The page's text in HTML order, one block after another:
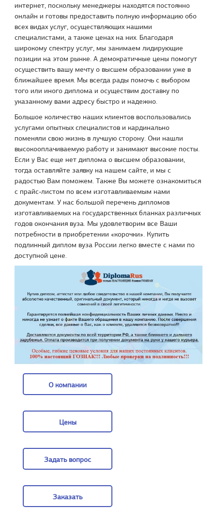
интернет, поскольку менеджеры находятся постоянно
онлайн и готовы предоставить полную информацию обо
всех видах услуг, осуществляющих нашими
специалистами, а также ценах на них. Благодаря
широкому спектру услуг, мы занимаем лидирующие
позиции на этом рынке. А демократичные цены помогут
осуществить вашу мечту о высшем образовании уже в
ближайшее время. Мы всегда рады помочь с выбором
того или иного диплома и осуществим доставку по
указанному вами адресу быстро и надежно.
Большое количество наших клиентов воспользовались
услугами опытных специалистов и кардинально
поменяли свою жизнь в лучшую сторону. Они нашли
высокооплачиваемую работу и занимают высокие посты.
Если у Вас еще нет диплома о высшем образовании,
тогда оставляйте заявку на нашем сайте, и мы с
радостью Вам поможем. Также Вы можете ознакомиться
с прайс-листом по всем изготавливаемым нами
документам. У нас большой перечень дипломов
изготавливаемых на государственных бланках различных
годов окончания вуза. Мы удовлетворим все Ваши
потребности в приобретении «корочки». Купить
подлинный диплом вуза России легко вместе с нами по
доступной цене.
О компании
Цены
Задать вопрос
Заказать